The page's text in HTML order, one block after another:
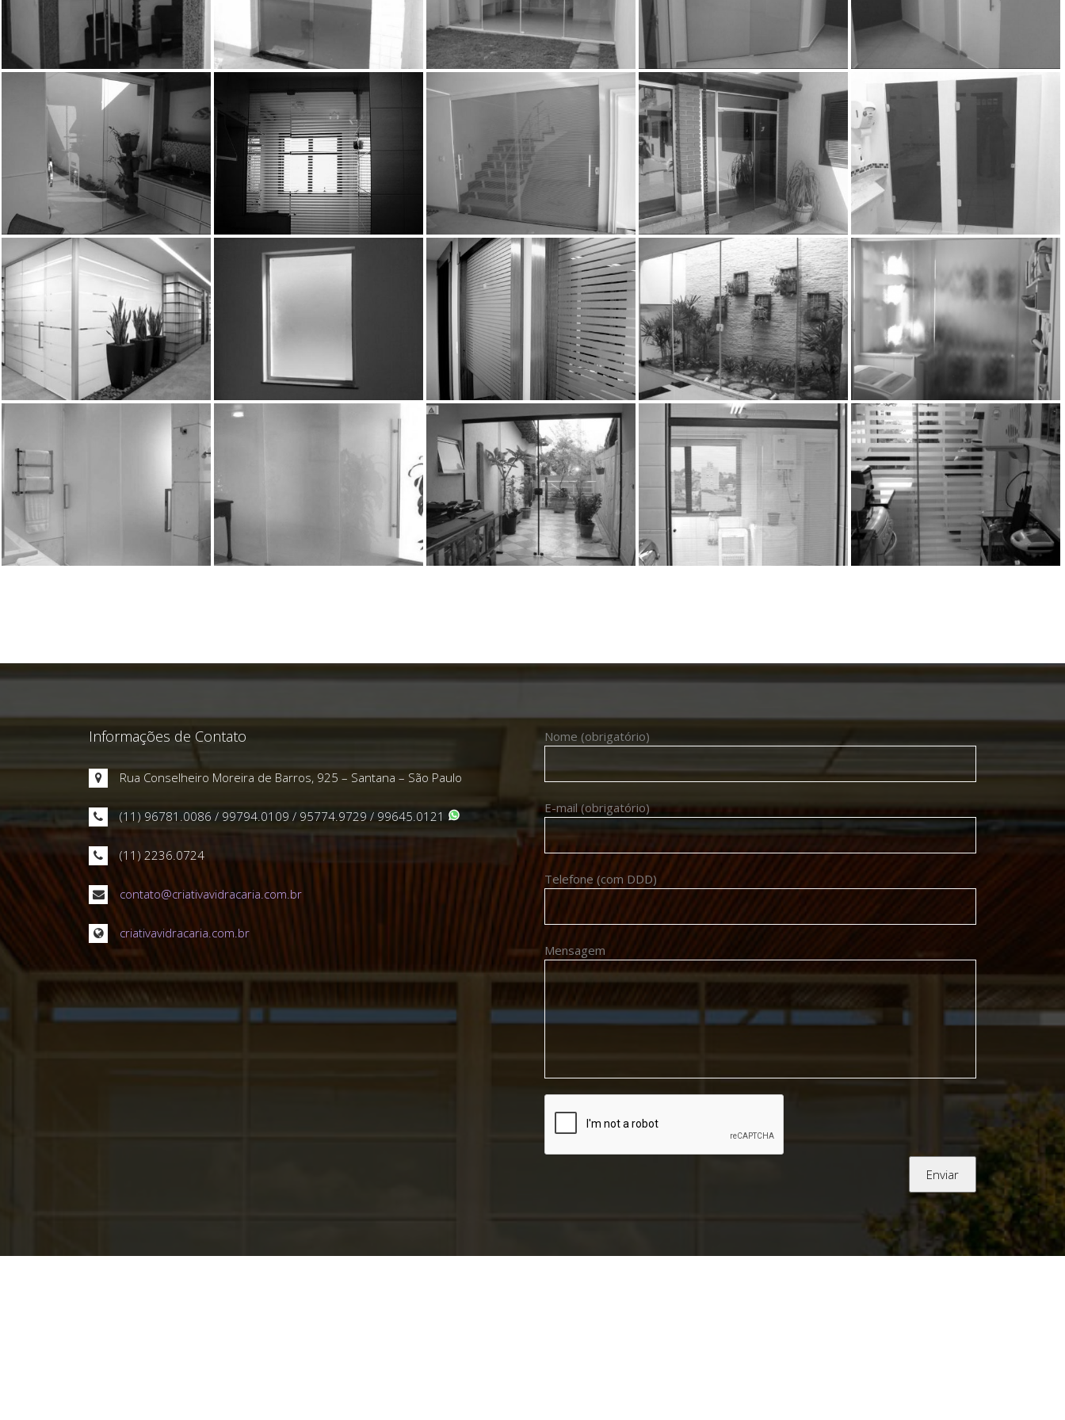
Informações de Contato
Rua Conselheiro Moreira de Barros, 925 – Santana – São Paulo
(11) 96781.0086 / 99794.0109 / 95774.9729 / 99645.0121
(11) 2236.0724
contato@criativavidracaria.com.br
criativavidracaria.com.br
Nome (obrigatório)
E-mail (obrigatório)
Telefone (com DDD)
Mensagem